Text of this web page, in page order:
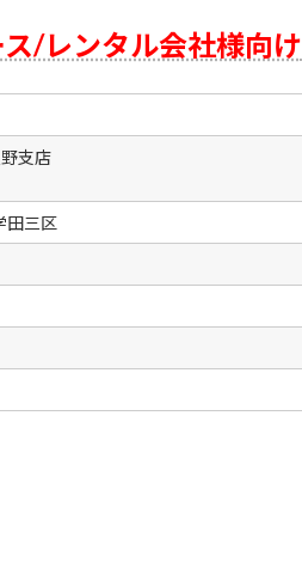
/レンタル会社様向け
支店
田三区